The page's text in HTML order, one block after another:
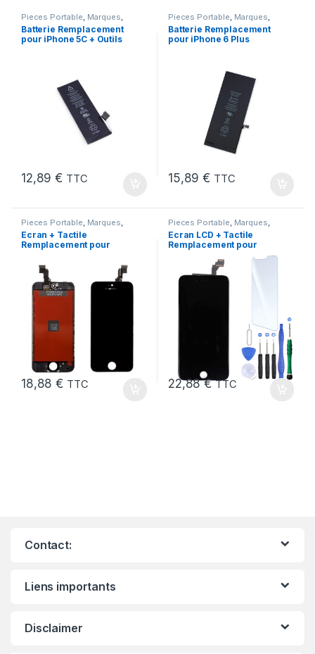
Pieces Portable Marques
Apple iPhone 5C Batteries et
chargeurs,Batteries Apple
Batterie Remplacement
pour iPhone 5C + Outils
12,89€ TTC
Pieces Portable Marques
iPhone 6 Plus Batteries et
chargeurs,Batteries Apple
Batterie Remplacement
pour iPhone 6 Plus
15,89€ TTC
Pieces Portable Marques
Apple iPhone 5C
Ecran + Tactile
Remplacement pour
sur Chassis + Outils
18,88€ TTC
Pieces Portable Marques
Apple iPhone 6 Plus
Ecran LCD + Tactile
Remplacement pour
iPhone 6 Plus Noir + Kit
22,88€ TTC
Contact:
Liens importants
Disclaimer